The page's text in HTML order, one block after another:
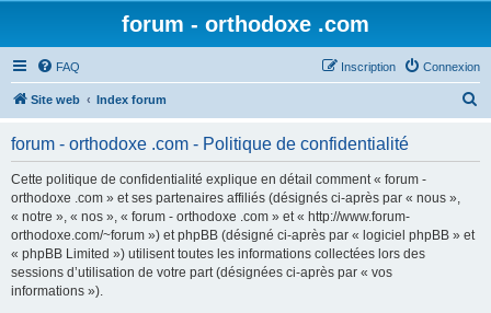
forum - orthodoxe .com
FAQ Connexion
Inscription
Site web Index forum
forum - orthodoxe .com - Politique de confidentialité
Cette politique de confidentialité explique en détail comment « forum -
orthodoxe .com » et ses partenaires affiliés (désignés ci-après par « nous »,
« notre », « nos », « forum - orthodoxe .com » et « http://www.forum-
orthodoxe.com/~forum ») et phpBB (désigné ci-après par « logiciel phpBB » et
« phpBB Limited ») utilisent toutes les informations collectées lors des
sessions d’utilisation de votre part (désignées ci-après par « vos
informations »).